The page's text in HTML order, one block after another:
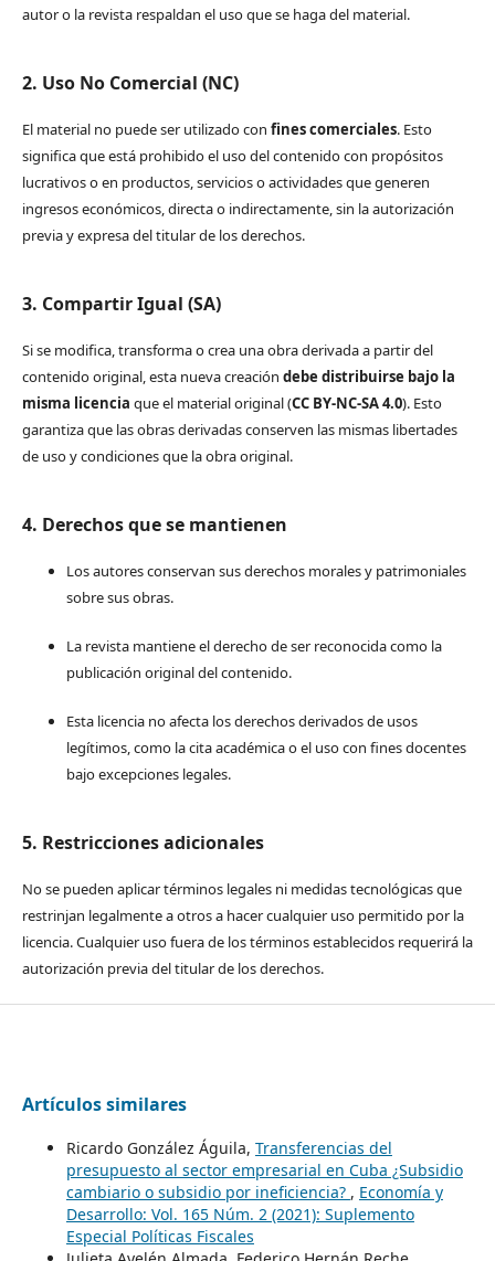
autor o la revista respaldan el uso que se haga del material.
2. Uso No Comercial (NC)
El material no puede ser utilizado con fines comerciales. Esto
significa que está prohibido el uso del contenido con propósitos
lucrativos o en productos, servicios o actividades que generen
ingresos económicos, directa o indirectamente, sin la autorización
previa y expresa del titular de los derechos.
3. Compartir Igual (SA)
Si se modifica, transforma o crea una obra derivada a partir del
contenido original, esta nueva creación debe distribuirse bajo la
misma licencia que el material original (CC BY-NC-SA 4.0). Esto
garantiza que las obras derivadas conserven las mismas libertades
de uso y condiciones que la obra original.
4. Derechos que se mantienen
Los autores conservan sus derechos morales y patrimoniales
sobre sus obras.
La revista mantiene el derecho de ser reconocida como la
publicación original del contenido.
Esta licencia no afecta los derechos derivados de usos
legítimos, como la cita académica o el uso con fines docentes
bajo excepciones legales.
5. Restricciones adicionales
No se pueden aplicar términos legales ni medidas tecnológicas que
restrinjan legalmente a otros a hacer cualquier uso permitido por la
licencia. Cualquier uso fuera de los términos establecidos requerirá la
autorización previa del titular de los derechos.
Artículos similares
Ricardo González Águila, Transferencias del
presupuesto al sector empresarial en Cuba ¿Subsidio
cambiario o subsidio por ineficiencia? , Economía y
Desarrollo: Vol. 165 Núm. 2 (2021): Suplemento
Especial Políticas Fiscales